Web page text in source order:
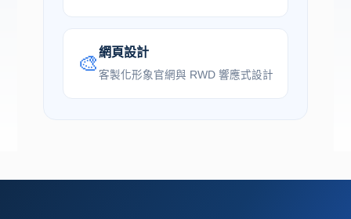
🎨網頁設計
客製化形象官網與 RWD 響應式設計